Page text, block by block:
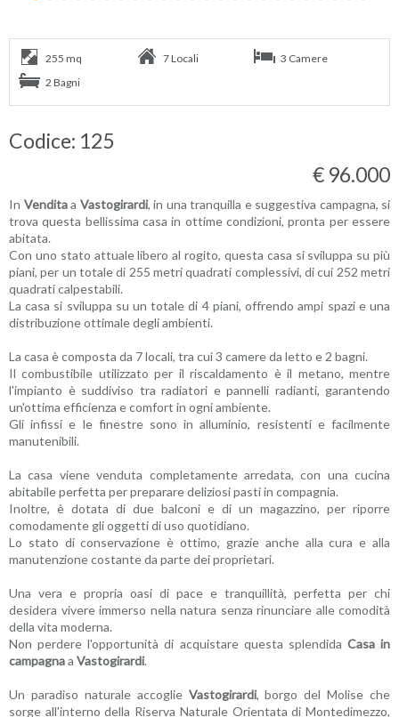
255 mq 7 Locali
3 Camere
2 Bagni
Codice: 125
€ 96.000
In Venditaa Vastogirardi, in una tranquilla e suggestiva campagna, si
trova questa bellissima casa in ottime condizioni, pronta per essere
abitata.
Con uno stato attuale libero al rogito, questa casa si sviluppa su più
piani, per un totale di 255 metri quadrati complessivi, di cui 252 metri
quadrati calpestabili.
La casa si sviluppa su un totale di 4 piani, offrendo ampi spazi e una
distribuzione ottimale degli ambienti.
La casa è composta da 7 locali, tra cui 3 camere da letto e 2 bagni.
Il combustibile utilizzato per il riscaldamento è il metano, mentre
l'impianto è suddiviso tra radiatori e pannelli radianti, garantendo
un'ottima efficienza e comfort in ogni ambiente.
Gli infissi e le finestre sono in alluminio, resistenti e facilmente
manutenibili.
La casa viene venduta completamente arredata, con una cucina
abitabile perfetta per preparare deliziosi pasti in compagnia.
Inoltre, è dotata di due balconi e di un magazzino, per riporre
comodamente gli oggetti di uso quotidiano.
Lo stato di conservazione è ottimo, grazie anche alla cura e alla
manutenzione costante da parte dei proprietari.
Una vera e propria oasi di pace e tranquillità, perfetta per chi
desidera vivere immerso nella natura senza rinunciare alle comodità
della vita moderna.
Non perdere l'opportunità di acquistare questa splendida Casa in
campagnaa Vastogirardi.
Un paradiso naturale accoglie Vastogirardi, borgo del Molise che
sorge all'interno della Riserva Naturale Orientata di Montedimezzo,